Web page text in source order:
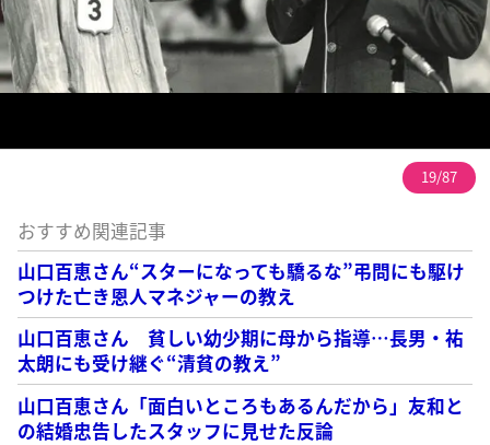
19/87
おすすめ関連記事
山口百恵さん“スターになっても驕るな”弔問にも駆け
つけた亡き恩人マネジャーの教え
山口百恵さん 貧しい幼少期に母から指導…長男・祐
太朗にも受け継ぐ“清貧の教え”
山口百恵さん「面白いところもあるんだから」友和と
の結婚忠告したスタッフに見せた反論